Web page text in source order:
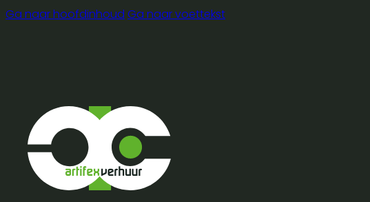
Ga naar hoofdinhoud Ga naar voettekst